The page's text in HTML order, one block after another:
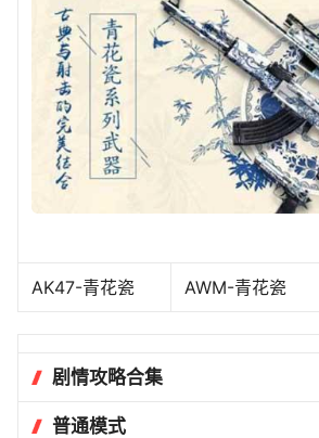
AK47-青花瓷 AWM-青花瓷
剧情攻略合集
普通模式